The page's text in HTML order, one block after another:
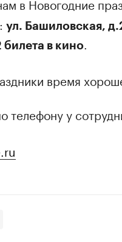
в Новогодние
ул. Башиловская,
билета в кино.
время
телефону у